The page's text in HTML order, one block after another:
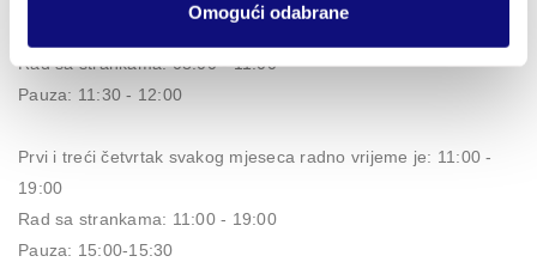
Omogući odabrane
Rad sa strankama: 08:00 - 11:00
Pauza: 11:30 - 12:00
Prvi i treći četvrtak svakog mjeseca radno vrijeme je: 11:00 -
19:00
Rad sa strankama: 11:00 - 19:00
Pauza: 15:00-15:30